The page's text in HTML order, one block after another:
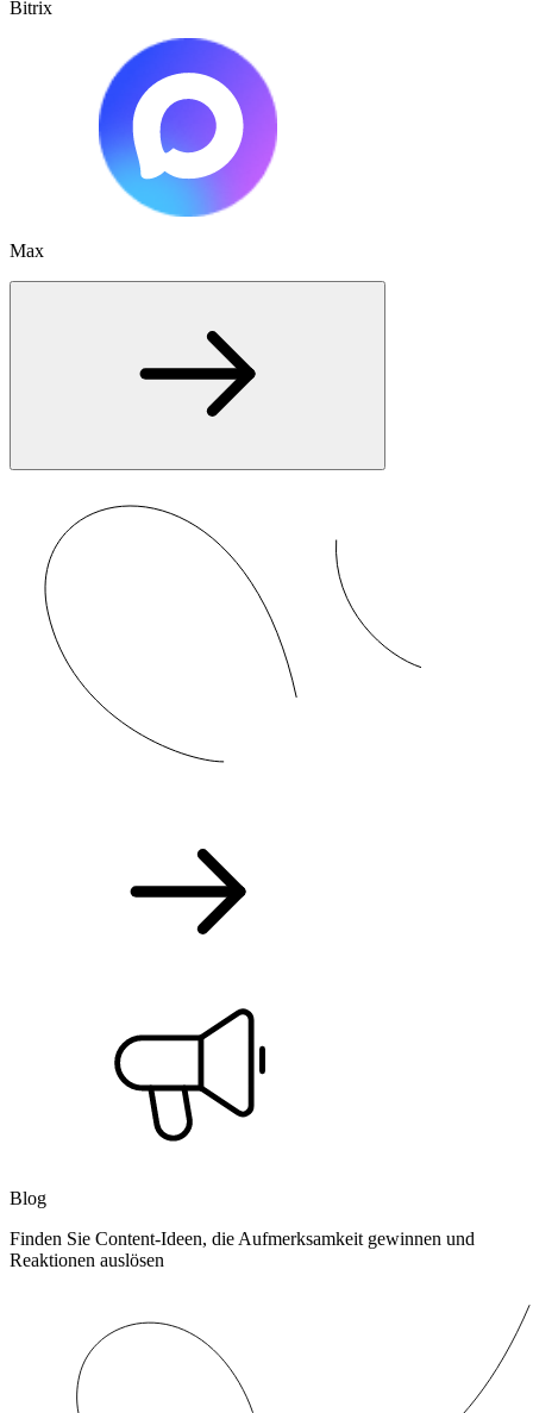
Bitrix
Max
Blog
Finden Sie Content-Ideen, die Aufmerksamkeit gewinnen und
Reaktionen auslösen